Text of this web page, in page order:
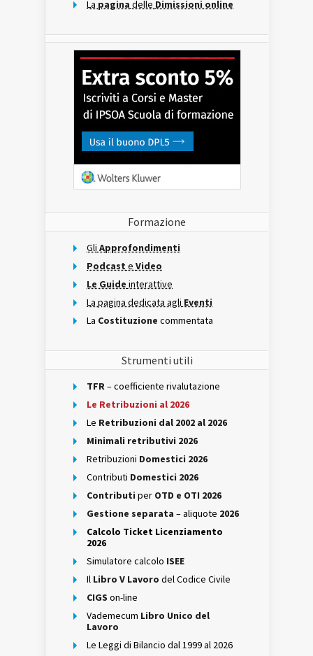
La pagina delle Dimissioni online
Formazione
Gli Approfondimenti
Podcast e Video
Le Guide interattive
La pagina dedicata agli Eventi
La Costituzione commentata
Strumenti utili
TFR– coefficiente rivalutazione
Le Retribuzioni al 2026
Le Retribuzioni dal 2002 al 2026
Minimali retributivi 2026
Retribuzioni Domestici 2026
Contributi Domestici 2026
Contributi per OTD e OTI 2026
Gestione separata – aliquote 2026
Calcolo Ticket Licenziamento
2026
Simulatore calcolo ISEE
Il Libro V Lavoro del Codice Civile
CIGS on-line
Vademecum Libro Unico del
Lavoro
Le Leggi di Bilancio dal 1999 al 2026